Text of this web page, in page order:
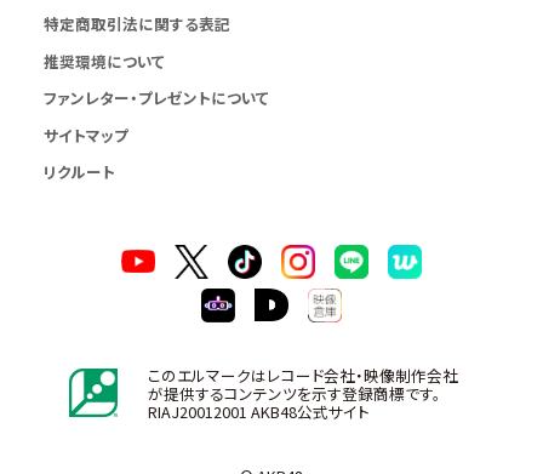
特定商取引法に関する表記
推奨環境について
ファンレター・プレゼントについて
サイトマップ
リクルート
このエルマークはレコード会社・映像制作会社
が提供するコンテンツを示す登録商標です。
RIAJ20012001 AKB48公式サイト